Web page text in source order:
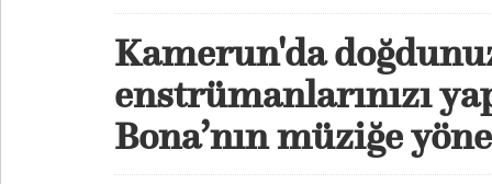
Kamerun'da
enstrümanlarınızı
Bona’nın müziğe